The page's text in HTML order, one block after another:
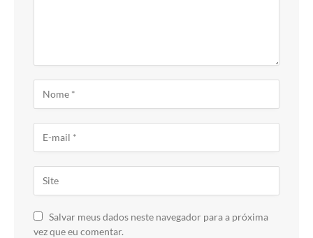
Salvar meus dados neste navegador para a próxima
vez que eu comentar.